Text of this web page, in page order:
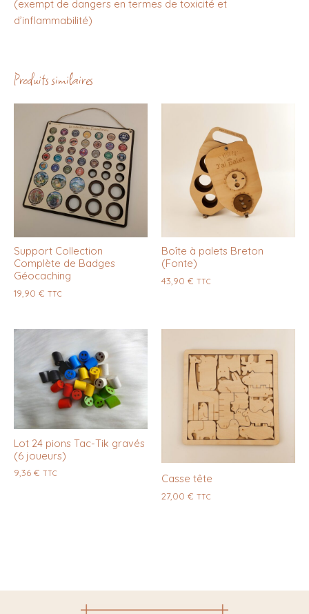
(exempt de dangers en termes de toxicité et
d’inflammabilité)
Produits similaires
Support Collection
Complète de Badges
Géocaching
19,90 € TTC
Boîte à palets Breton
(Fonte)
43,90 € TTC
Lot 24 pions Tac-Tik gravés
(6 joueurs)
9,36 € TTC Casse tête
27,00 € TTC